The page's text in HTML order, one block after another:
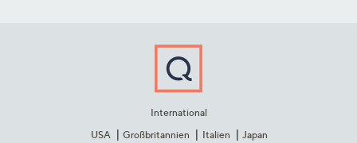
International
USA
Großbritannien Italien Japan